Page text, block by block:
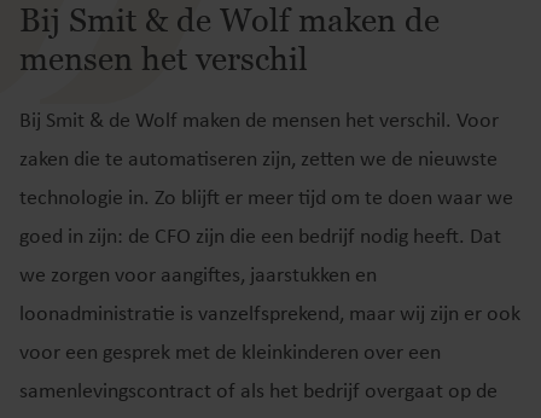
Bij Smit & de Wolf maken de
mensen het verschil
Bij Smit & de Wolf maken de mensen het verschil. Voor
zaken die te automatiseren zijn, zetten we de nieuwste
technologie in. Zo blijft er meer tijd om te doen waar we
goed in zijn: de CFO zijn die een bedrijf nodig heeft. Dat
we zorgen voor aangiftes, jaarstukken en
loonadministratie is vanzelfsprekend, maar wij zijn er ook
voor een gesprek met de kleinkinderen over een
samenlevingscontract of als het bedrijf overgaat op de